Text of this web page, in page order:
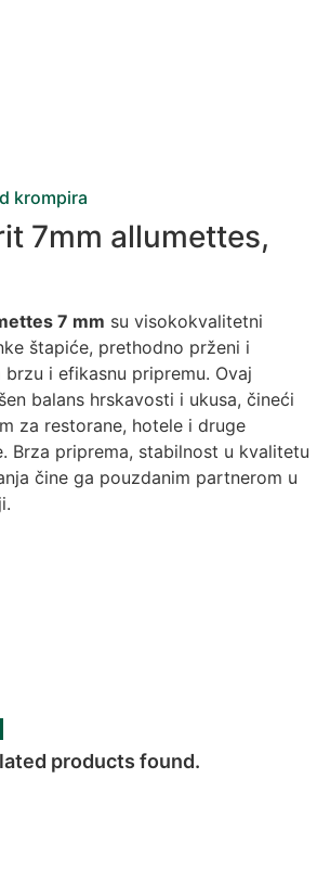
krompira
7mm allumettes,
7 mm su visokokvalitetni
štapiće, prethodno prženi i
i efikasnu pripremu. Ovaj
balans hrskavosti i ukusa, čineći
za restorane, hotele i druge
Brza priprema, stabilnost u kvalitetu
čine ga pouzdanim partnerom u
products found.